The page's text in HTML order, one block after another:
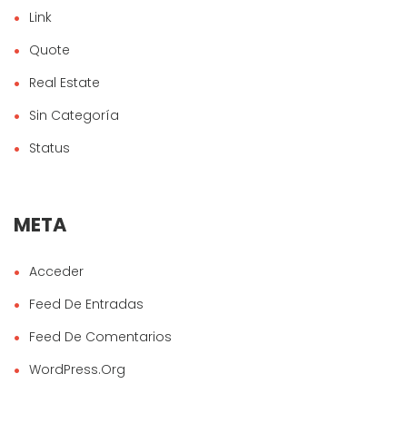
Link
Quote
Real Estate
Sin Categoría
Status
META
Acceder
Feed De Entradas
Feed De Comentarios
WordPress.org